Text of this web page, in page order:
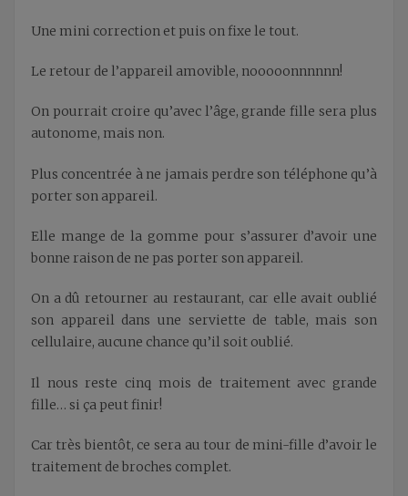
Une mini correction et puis on fixe le tout.
Le retour de l’appareil amovible, nooooonnnnnn!
On pourrait croire qu’avec l’âge, grande fille sera plus
autonome, mais non.
Plus concentrée à ne jamais perdre son téléphone qu’à
porter son appareil.
Elle mange de la gomme pour s’assurer d’avoir une
bonne raison de ne pas porter son appareil.
On a dû retourner au restaurant, car elle avait oublié
son appareil dans une serviette de table, mais son
cellulaire, aucune chance qu’il soit oublié.
Il nous reste cinq mois de traitement avec grande
fille… si ça peut finir!
Car très bientôt, ce sera au tour de mini-fille d’avoir le
traitement de broches complet.